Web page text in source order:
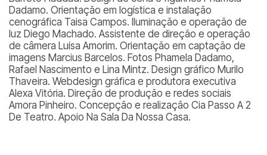
Dadamo. Orientação em logística e instalação
cenográfica Taisa Campos. Iluminação e operação de
luz Diego Machado. Assistente de direção e operação
de câmera Luísa Amorim. Orientação em captação de
imagens Marcius Barcelos. Fotos Phamela Dadamo,
Rafael Nascimento e Lina Mintz. Design gráfico Murilo
Thaveira. Webdesign gráfica e produtora executiva
Alexa Vitória. Direção de produção e redes sociais
Amora Pinheiro. Concepção e realização Cia Passo A 2
De Teatro. Apoio Na Sala Da Nossa Casa.